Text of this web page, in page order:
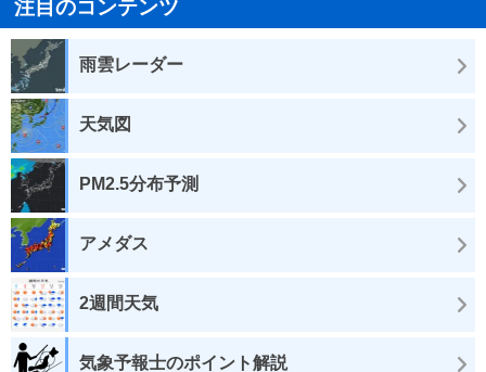
注目のコンテンツ
雨雲レーダー
天気図
PM2.5分布予測
アメダス
2週間天気
気象予報士のポイント解説